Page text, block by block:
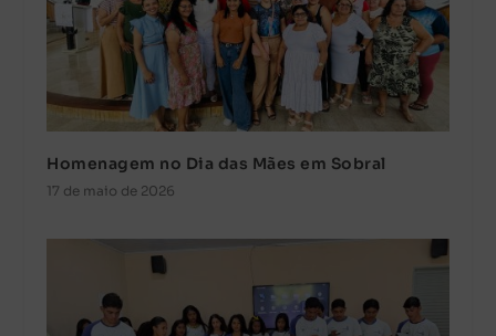
Homenagem no Dia das Mães em Sobral
17 de maio de 2026